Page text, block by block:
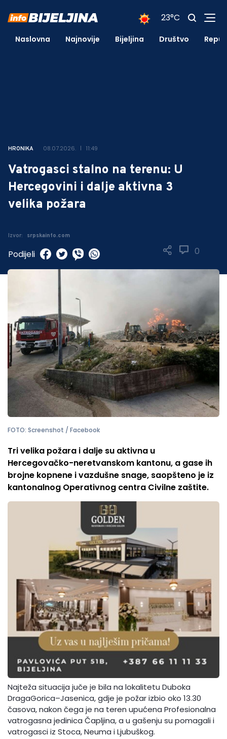
23°C
Naslovna Najnovije Bijeljina Društvo
HRONIKA 08.07.2026. 11:49
Vatrogasci stalno na terenu: U
Hercegovini i dalje aktivna 3
velika požara
Izvor: srpskainfo.com
0
Podijeli
FOTO: Screenshot / Facebook
Tri velika požara i dalje su aktivna u
Hercegovačko-neretvanskom kantonu, a gase ih
brojne kopnene i vazdušne snage, saopšteno je iz
kantonalnog Operativnog centra Civilne zaštite.
Najteža situacija juče je bila na lokalitetu Duboka
DragaGorica–Jasenica, gdje je požar izbio oko 13.30
časova, nakon čega je na teren upućena Profesionalna
vatrogasna jedinica Čapljina, a u gašenju su pomagali i
vatrogasci iz Stoca, Neuma i Ljubuškog.